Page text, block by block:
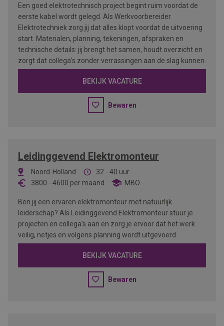
Een goed elektrotechnisch project begint ruim voordat de
eerste kabel wordt gelegd. Als Werkvoorbereider
Elektrotechniek zorg jij dat alles klopt voordat de uitvoering
start. Materialen, planning, tekeningen, afspraken en
technische details: jij brengt het samen, houdt overzicht en
zorgt dat collega’s zonder verrassingen aan de slag kunnen.
BEKIJK VACATURE
Bewaren
Leidinggevend Elektromonteur
Noord-Holland
32 - 40 uur
3800 - 4600 per maand MBO
Ben jij een ervaren elektromonteur met natuurlijk
leiderschap? Als Leidinggevend Elektromonteur stuur je
projecten en collega’s aan en zorg je ervoor dat het werk
veilig, netjes en volgens planning wordt uitgevoerd.
BEKIJK VACATURE
Bewaren